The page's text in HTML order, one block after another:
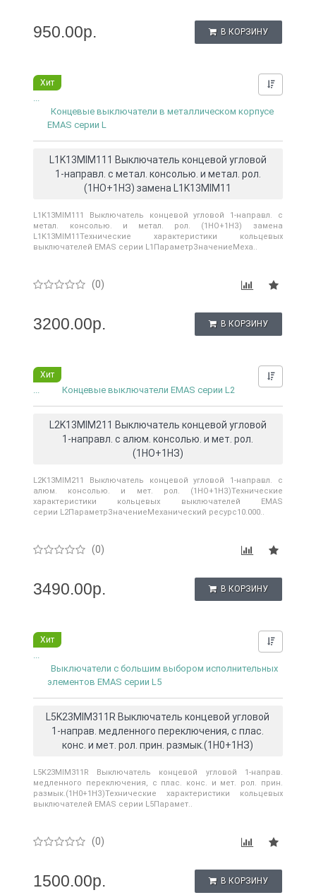
950.00р. В КОРЗИНУ
Хит
Концевые выключатели в металлическом корпусе
EMAS серии L
L1K13MIM111 Выключатель концевой угловой
1-направл. с метал. консолью. и метал. рол.
(1НО+1НЗ) замена L1K13MIM11
L1K13MIM111 Выключатель концевой угловой 1-направл. с
метал. консолью. и метал. рол. (1НО+1НЗ) замена
L1K13MIM11Технические характеристики кольцевых
выключателей EMAS серии L1ПараметрЗначениеМеха..
(0)
3200.00р. В КОРЗИНУ
Хит
Концевые выключатели EMAS серии L2
L2K13MIM211 Выключатель концевой угловой
1-направл. с алюм. консолью. и мет. рол.
(1НО+1НЗ)
L2K13MIM211 Выключатель концевой угловой 1-направл. с
алюм. консолью. и мет. рол. (1НО+1НЗ)Технические
характеристики кольцевых выключателей EMAS
серии L2ПараметрЗначениеМеханический ресурс10.000..
(0)
3490.00р. В КОРЗИНУ
Хит
Выключатели с большим выбором исполнительных
элементов EMAS серии L5
L5K23MIM311R Выключатель концевой угловой
1-направ. медленного переключения, с плас.
конс. и мет. рол. прин. размык.(1Н0+1НЗ)
L5K23MIM311R Выключатель концевой угловой 1-направ.
медленного переключения, с плас. конс. и мет. рол. прин.
размык.(1Н0+1НЗ)Технические характеристики кольцевых
выключателей EMAS серии L5Парамет..
(0)
1500.00р. В КОРЗИНУ